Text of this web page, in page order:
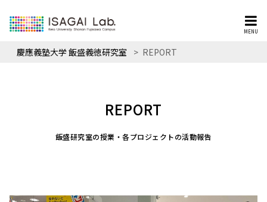
MENU
慶應義塾大学 飯盛義徳研究室 > REPORT
REPORT
飯盛研究室の授業・各プロジェクトの活動報告